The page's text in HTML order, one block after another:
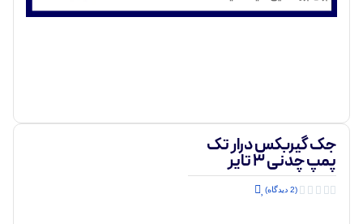
جک گیربکس درار تک
پمپ چدنی 3 تایر
     (2 دیدگاه)